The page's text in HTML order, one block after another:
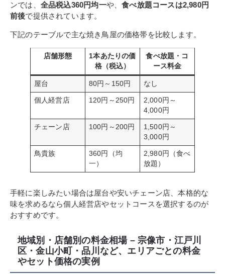
ンでは、 全品税込360円均一や、食べ放題コースは2,980円
前後で提供されています。
下記のテーブルで主な焼き鳥屋の価格帯を比較します。
店舗形態
1本あたりの価
格（税込）
食べ放題・コ
ース料金
屋台 80円～150円 なし
個人経営店 120円～250円
2,000円～
4,000円
チェーン店 100円～200円
1,500円～
3,000円
鳥貴族
360円（均
一）
2,980円（食べ
放題）
手軽に楽しみたい場合は屋台や安いチェーン店、本格的な
味を求めるなら個人経営店やセットコースを選択するのが
おすすめです。
地域別・店舗別の料金相場 – 宗像市・江戸川
区・金山小町・品川など、エリアごとの料金
やセット価格の実例